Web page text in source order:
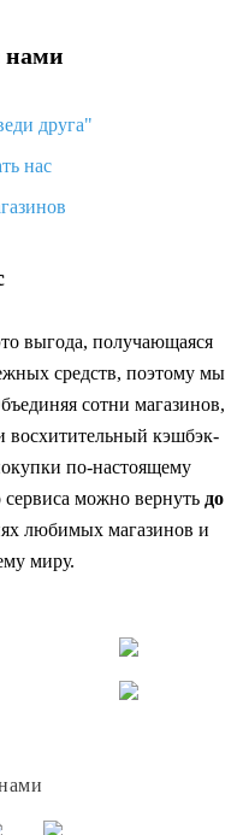
нами
друга"
нас
выгода, получающаяся
средств, поэтому мы
сотни магазинов,
восхитительный кэшбэк-
по-настоящему
можно вернуть до
любимых магазинов и
миру.